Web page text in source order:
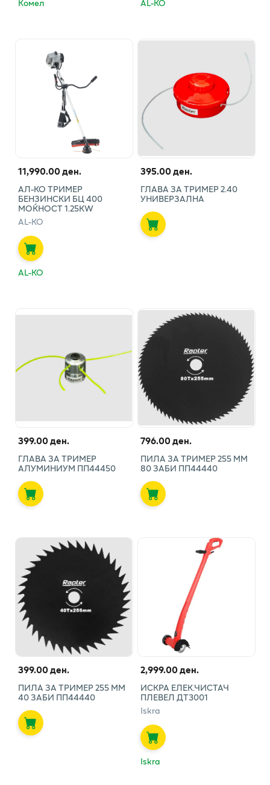
11,990.00 ден.
АЛ-КО ТРИМЕР
БЕНЗИНСКИ БЦ 400
МОЌНОСТ 1.25KW
AL-KO
AL-KO
395.00 ден.
ГЛАВА ЗА ТРИМЕР 2.40
УНИВЕРЗАЛНА
399.00 ден.
ГЛАВА ЗА ТРИМЕР
АЛУМИНИУМ ПП44450
796.00 ден.
ПИЛА ЗА ТРИМЕР 255 ММ
80 ЗАБИ ПП44440
399.00 ден.
ПИЛА ЗА ТРИМЕР 255 ММ
40 ЗАБИ ПП44440
2,999.00 ден.
ИСКРА ЕЛЕК.ЧИСТАЧ
ПЛЕВЕЛ ДТ3001
Iskra
Iskra